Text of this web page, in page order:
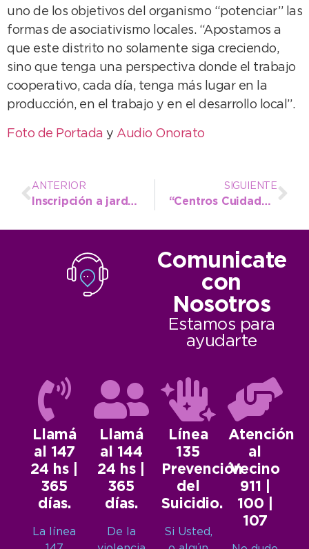
uno de los objetivos del organismo “potenciar” las
formas de asociativismo locales. “Apostamos a
que este distrito no solamente siga creciendo,
sino que tenga una perspectiva donde el trabajo
cooperativo, cada día, tenga más lugar en la
producción, en el trabajo y en el desarrollo local”.
Foto de Portada y Audio Onorato
ANTERIOR
Inscripción a jardines municipales y beneficio de exención arancelaria para trabajadores
SIGUIENTE
“Centros Cuidados” llega al Barrio Norte para brindar herramientas de prevención a las personas mayores
Comunicate
con
Nosotros
Estamos para
ayudarte
Llamá
al 147
24 hs |
365
días.
La línea
Llamá
al 144
24 hs |
365
días.
De la
Línea
135
Prevención
del
Suicidio.
Si Usted,
Atención
al
Vecino
911 |
100 |
107